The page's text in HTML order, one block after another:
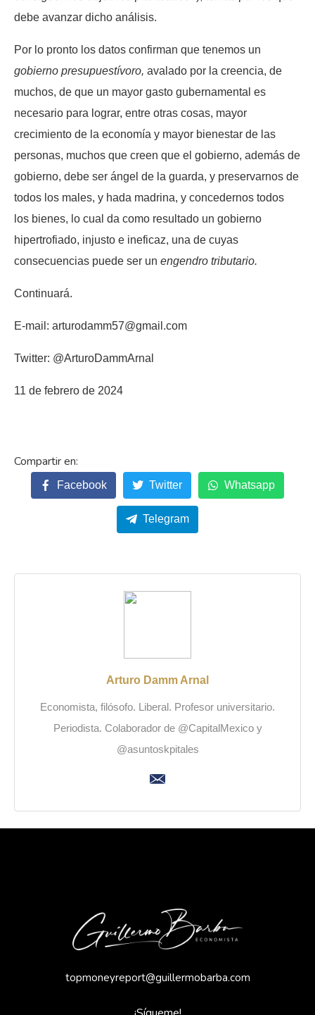
debe avanzar dicho análisis.
Por lo pronto los datos confirman que tenemos un
gobierno presupuestívoro, avalado por la creencia, de
muchos, de que un mayor gasto gubernamental es
necesario para lograr, entre otras cosas, mayor
crecimiento de la economía y mayor bienestar de las
personas, muchos que creen que el gobierno, además de
gobierno, debe ser ángel de la guarda, y preservarnos de
todos los males, y hada madrina, y concedernos todos
los bienes, lo cual da como resultado un gobierno
hipertrofiado, injusto e ineficaz, una de cuyas
consecuencias puede ser un engendro tributario.
Continuará.
E-mail: arturodamm57@gmail.com
Twitter: @ArturoDammArnal
11 de febrero de 2024
Facebook Twitter Whatsapp
Telegram
Arturo Damm Arnal
Economista, filósofo. Liberal. Profesor universitario.
Periodista. Colaborador de @CapitalMexico y
@asuntoskpitales
topmoneyreport@guillermobarba.com